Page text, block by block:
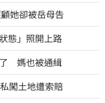
她卻被岳母告
態」照開上路
媽也被通緝
闖土地遭索賠